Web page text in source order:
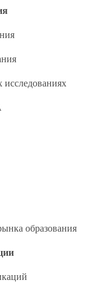
образования